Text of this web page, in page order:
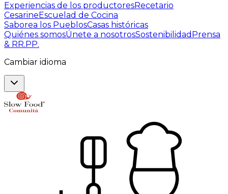
Experiencias de los productoresRecetario
CesarineEscuelad de Cocina
Saborea los PueblosCasas históricas
Quiénes somosÚnete a nosotrosSostenibilidad Prensa
& RR.PP.
Cambiar idioma